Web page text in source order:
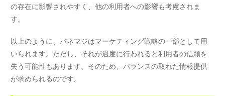
の存在に影響されやすく、他の利用者への影響も考慮されま
す。
以上のように、パネマジはマーケティング戦略の一部として用
いられます。ただし、それが過度に行われると利用者の信頼を
失う可能性もあります。そのため、バランスの取れた情報提供
が求められるのです。